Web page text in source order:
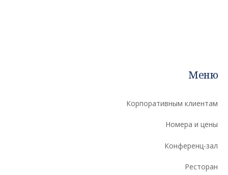
Меню
Корпоративным клиентам
Номера и цены
Конференц-зал
Ресторан